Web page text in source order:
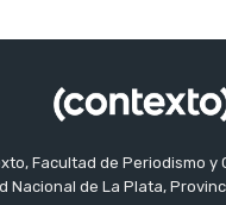
Facultad de Periodismo y
Nacional de La Plata,